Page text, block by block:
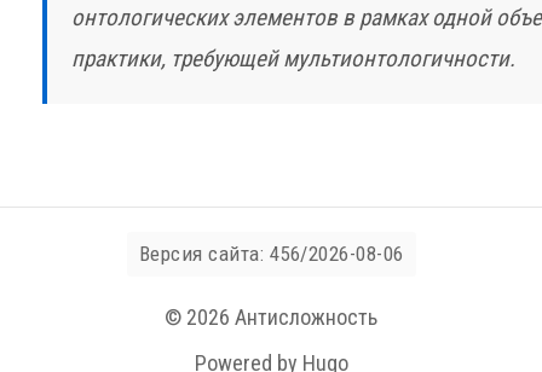
онтологических элементов в рамках одной
практики, требующей мультионтологичности.
Версия сайта: 456/2026-08-06
© 2026 Антисложность
Powered by Hugo